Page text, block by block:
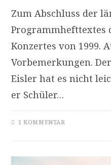
Zum Abschluss der
Programmhefttextes
Konzertes von 1999.
Vorbemerkungen.
Eisler hat es nicht
er Schüler…
1 KOMMENTAR